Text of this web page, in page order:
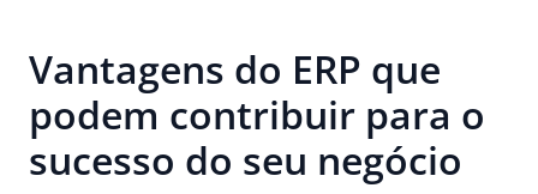
Vantagens do ERP que
podem contribuir para o
sucesso do seu negócio